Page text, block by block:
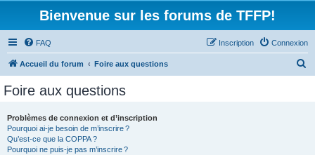
Bienvenue sur les forums de TFFP!
FAQ Connexion
Inscription
Accueil du forum Foire aux questions
Foire aux questions
Problèmes de connexion et d’inscription
Pourquoi ai-je besoin de m’inscrire ?
Qu’est-ce que la COPPA ?
Pourquoi ne puis-je pas m’inscrire ?